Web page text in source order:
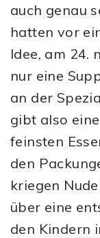
auch genau
hatten vor
Idee, am 24.
nur eine
an der
gibt also
feinsten
den
kriegen
über eine
den Kindern